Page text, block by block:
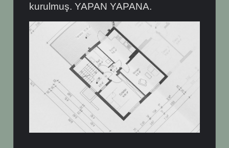
kurulmuş. YAPAN YAPANA.